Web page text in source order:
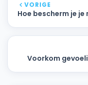
VORIGE
Hoe bescherm je
Voorkom